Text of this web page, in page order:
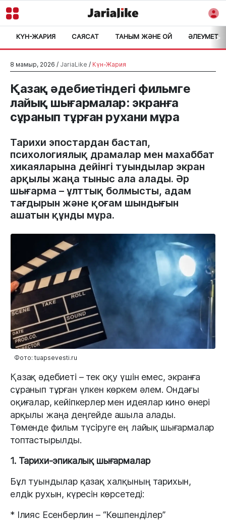
КҮН-ЖАРИЯ САЯСАТ ТАНЫМ ЖӘНЕ ОЙ ӘЛЕУМЕТ>
8 мамыр, 2026 / JariaLike / Күн-Жария
Қазақ әдебиетіндегі фильмге
лайық шығармалар: экранға
сұранып тұрған рухани мұра
Тарихи эпостардан бастап,
психологиялық драмалар мен махаббат
хикаяларына дейінгі туындылар экран
арқылы жаңа тыныс ала алады. Әр
шығарма – ұлттық болмысты, адам
тағдырын және қоғам шындығын
ашатын құнды мұра.
Фото: tuapsevesti.ru
Қазақ әдебиеті – тек оқу үшін емес, экранға
сұранып тұрған үлкен көркем әлем. Ондағы
оқиғалар, кейіпкерлер мен идеялар кино өнері
арқылы жаңа деңгейде ашыла алады.
Төменде фильм түсіруге ең лайық шығармалар
топтастырылды.
1. Тарихи-эпикалық шығармалар
Бұл туындылар қазақ халқының тарихын,
елдік рухын, күресін көрсетеді:
* Ілияс Есенберлин – “Көшпенділер”